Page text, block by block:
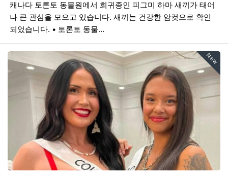
캐나다 토론토 동물원에서 희귀종인 피그미 하마 새끼가 태어
나 큰 관심을 모으고 있습니다. 새끼는 건강한 암컷으로 확인
되었습니다. • 토론토 동물…
New